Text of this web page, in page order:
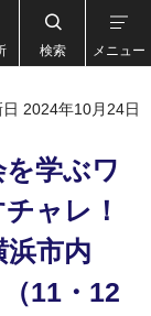
検索 メニュー
2024年10月24日
学ぶワ
ャレ！
市内
11・12